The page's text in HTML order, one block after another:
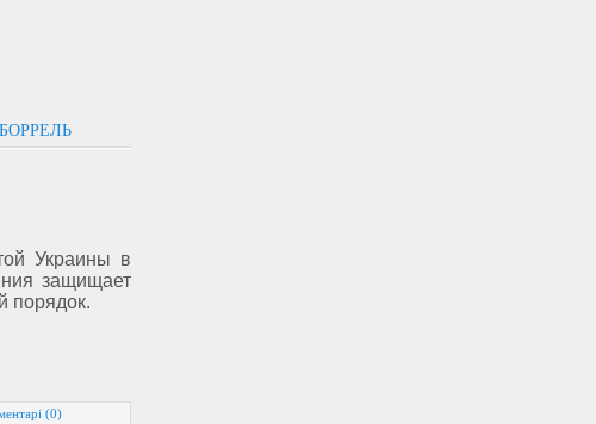
Украины в
защищает
порядок.
(0)